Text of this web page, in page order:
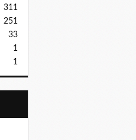
311
251
33
1
1